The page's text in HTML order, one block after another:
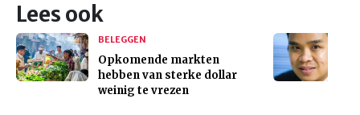
Lees ook
BELEGGEN
Opkomende markten
hebben van sterke dollar
weinig te vrezen